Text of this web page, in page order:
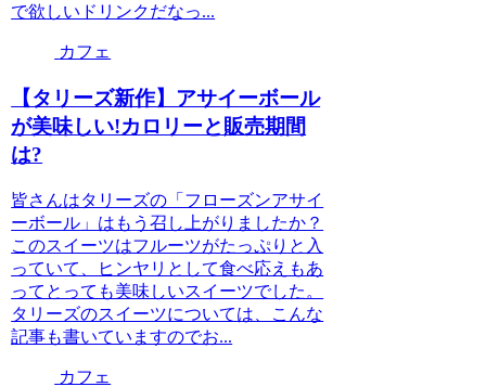
で欲しいドリンクだなっ...
カフェ
【タリーズ新作】アサイーボール
が美味しい!カロリーと販売期間
は?
皆さんはタリーズの「フローズンアサイ
ーボール」はもう召し上がりましたか？
このスイーツはフルーツがたっぷりと入
っていて、ヒンヤリとして食べ応えもあ
ってとっても美味しいスイーツでした。
タリーズのスイーツについては、こんな
記事も書いていますのでお...
カフェ